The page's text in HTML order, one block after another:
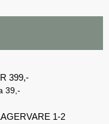
399,-
39,-
1-2